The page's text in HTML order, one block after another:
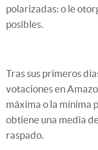
polarizadas: o le
posibles.
Tras sus primeros
votaciones en
máxima o la mínima
obtiene una media
raspado.